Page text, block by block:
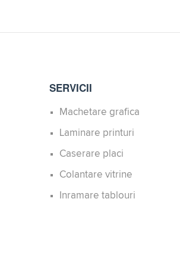
SERVICII
Machetare grafica
Laminare printuri
Caserare placi
Colantare vitrine
Inramare tablouri